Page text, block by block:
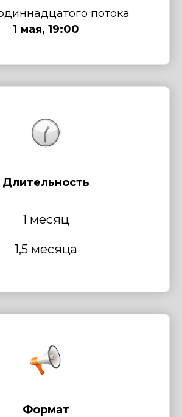
потока
1 мая, 19:00
Длительность
1 месяц
1,5 месяца
Формат